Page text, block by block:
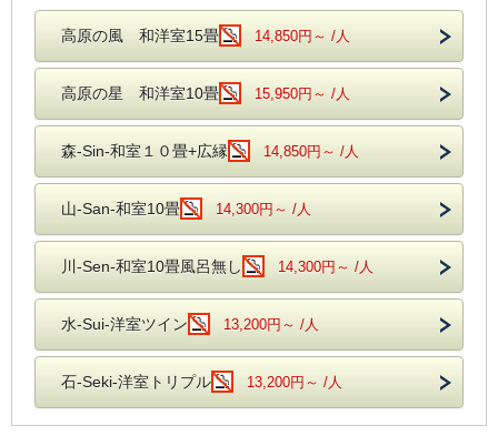
高原の風 和洋室15畳 14,850円～ /人
高原の星 和洋室10畳 15,950円～ /人
森-Sin-和室１０畳+広縁 14,850円～ /人
山-San-和室10畳 14,300円～ /人
川-Sen-和室10畳風呂無し 14,300円～ /人
水-Sui-洋室ツイン 13,200円～ /人
石-Seki-洋室トリプル 13,200円～ /人